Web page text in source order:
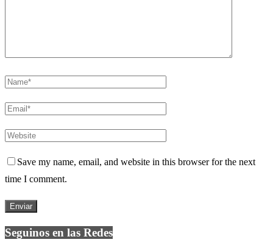
Save my name, email, and website in this browser for the next
time I comment.
Seguinos en las Redes